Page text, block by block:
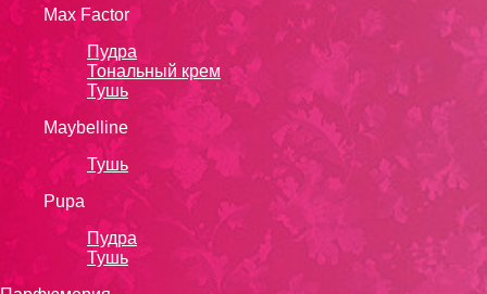
Max Factor
Пудра
Тональный крем
Тушь
Maybelline
Тушь
Pupa
Пудра
Тушь